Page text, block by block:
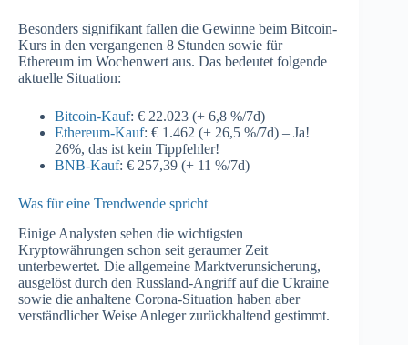
Besonders signifikant fallen die Gewinne beim Bitcoin-
Kurs in den vergangenen 8 Stunden sowie für
Ethereum im Wochenwert aus. Das bedeutet folgende
aktuelle Situation:
Bitcoin-Kauf: € 22.023 (+ 6,8 %/7d)
Ethereum-Kauf: € 1.462 (+ 26,5 %/7d) – Ja!
26%, das ist kein Tippfehler!
BNB-Kauf: € 257,39 (+ 11 %/7d)
Was für eine Trendwende spricht
Einige Analysten sehen die wichtigsten
Kryptowährungen schon seit geraumer Zeit
unterbewertet. Die allgemeine Marktverunsicherung,
ausgelöst durch den Russland-Angriff auf die Ukraine
sowie die anhaltene Corona-Situation haben aber
verständlicher Weise Anleger zurückhaltend gestimmt.